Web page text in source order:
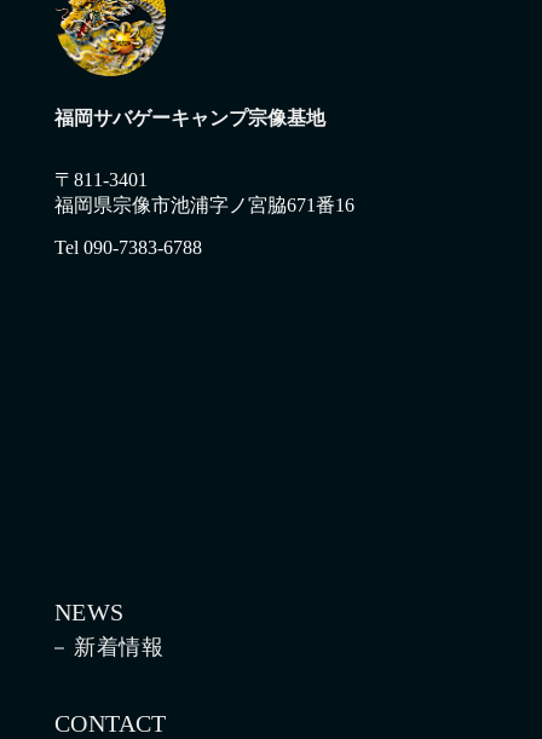
福岡サバゲーキャンプ宗像基地
〒811-3401
福岡県宗像市池浦字ノ宮脇671番16
Tel 090-7383-6788
NEWS
新着情報
CONTACT